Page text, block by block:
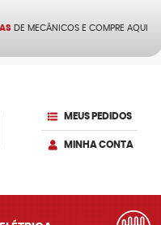
DE MECÂNICOS E COMPRE AQUI
MEUS PEDIDOS
MINHA CONTA